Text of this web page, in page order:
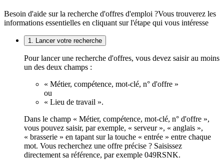
Besoin d'aide sur la recherche d'offres d'emploi ?Vous trouverez les
informations essentielles en cliquant sur l'étape qui vous intéresse
1. Lancer votre recherche
Pour lancer une recherche d'offres, vous devez saisir au moins
un des deux champs :
« Métier, compétence, mot-clé, n° d'offre »
ou
« Lieu de travail ».
Dans le champ « Métier, compétence, mot-clé, n° d'offre »,
vous pouvez saisir, par exemple, « serveur », « anglais »,
« brasserie » en tapant sur la touche « entrée » entre chaque
mot. Vous recherchez une offre précise ? Saisissez
directement sa référence, par exemple 049RSNK.